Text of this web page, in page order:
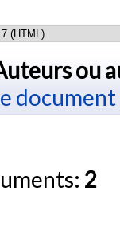
ou
document
2